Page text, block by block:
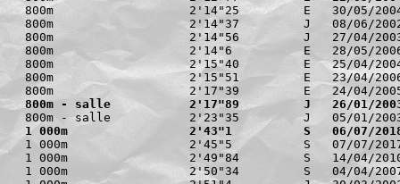
800m                   2'14"25         E   30/05/2004
800m                   2'14"37         J   08/06/2002
800m                   2'14"56         J   27/04/2003
800m                   2'14"6          E   28/05/2006
800m                   2'15"40         E   25/04/2004
800m                   2'15"51         E   23/04/2006
800m - salle           2'17"89         J   26/01/2003
1 000m                 2'43"1          S   06/07/2018
1 000m                 2'45"5          S   07/07/2017
1 000m                 2'49"84         S   14/04/2010
1 000m                 2'50"34         S   04/04/2007